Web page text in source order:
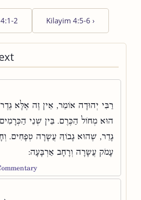
2 Kilayim 4:5-6 ›
רַבִּי יְהוּדָה אוֹמֵר, אֵין זֶה אֶלָּא
הוּא מְחוֹל הַכֶּרֶם. בֵּין שְׁנֵי
גָדֵר, שֶׁהוּא גָבוֹהַּ עֲשָׂרָה טְפָחִים.
עָמֹק עֲשָׂרָה וְרָחָב אַרְבָּעָה: